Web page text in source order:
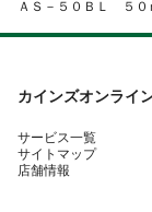
ＡＳ－５０ＢＬ ５０
カインズオンライ
サービス一覧
サイトマップ
店舗情報